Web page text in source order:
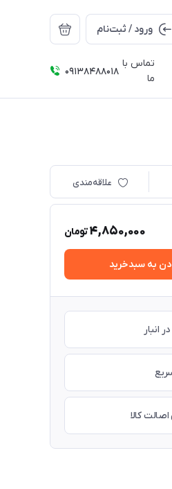
ورود / ثبت‌نام
تماس با
ما
09138488018
علاقه‌مندی
4,850,000تومان
به سبدخرید
انبار
اصالت کالا